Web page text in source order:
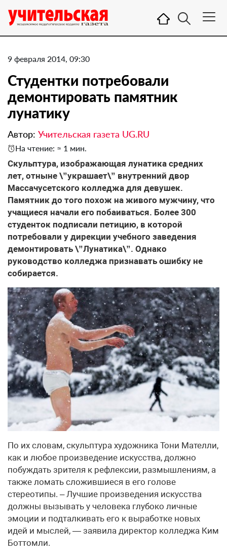
9 февраля 2014, 09:30
Студентки потребовали
демонтировать памятник
лунатику
Автор: Учительская газета UG.RU
На чтение: ≈ 1 мин.
Скульптура, изображающая лунатика средних
лет, отныне \”украшает\” внутренний двор
Массачусетского колледжа для девушек.
Памятник до того похож на живого мужчину, что
учащиеся начали его побаиваться. Более 300
студенток подписали петицию, в которой
потребовали у дирекции учебного заведения
демонтировать \”Лунатика\”. Однако
руководство колледжа признавать ошибку не
собирается.
По их словам, скульптура художника Тони Мателли,
как и любое произведение искусства, должно
побуждать зрителя к рефлексии, размышлениям, а
также ломать сложившиеся в его голове
стереотипы. – Лучшие произведения искусства
должны вызывать у человека глубоко личные
эмоции и подталкивать его к выработке новых
идей и мыслей, — заявила директор колледжа Ким
Боттомли.